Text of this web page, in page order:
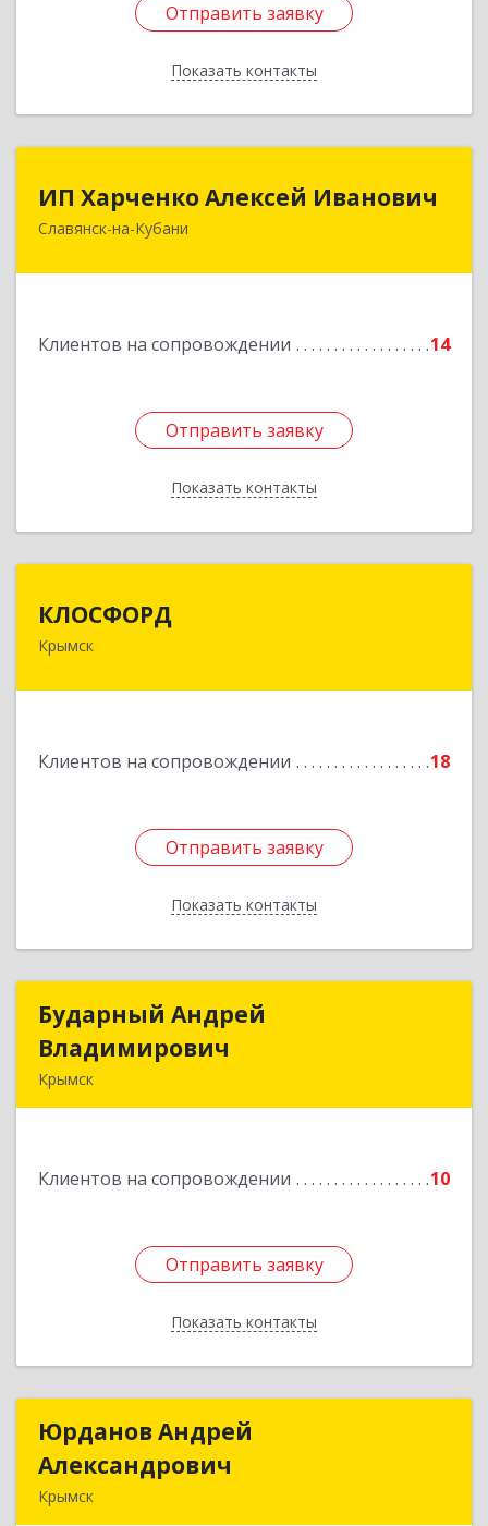
Отправить заявку
Показать контакты
Отправить заявку
Назад
ИП Харченко Алексей Иванович
Славянск-на-Кубани
Клиентов на сопровождении 14
Отправить заявку
Показать контакты
ИП Харченко Алексей Иванович
353 579, Краснодарский край, ст.Петровская,
Отправить заявку
Назад
КЛОСФОРД
Крымск
Клиентов на сопровождении 18
Отправить заявку
Показать контакты
353380, Краснодарский край, Крымский р-н,
Отправить заявку
Назад
Бударный Андрей
Владимирович
Крымск
Клиентов на сопровождении 10
Отправить заявку
Показать контакты
Бударный Андрей
Подробнее
Отправить заявку
Назад
Юрданов Андрей
Александрович
Крымск
Юрданов Андрей